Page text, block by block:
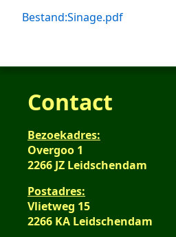
Bestand:Sinage.pdf
Contact
Bezoekadres:
Overgoo 1
2266 JZ Leidschendam
Postadres:
Vlietweg 15
2266 KA Leidschendam